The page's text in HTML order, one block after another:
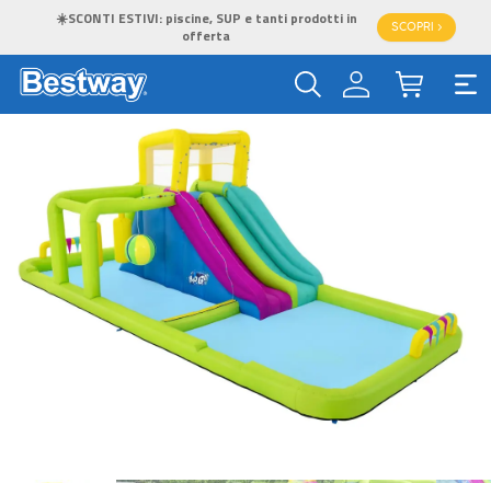
☀️SCONTI ESTIVI: piscine, SUP e tanti prodotti in
offerta
SCOPRI >